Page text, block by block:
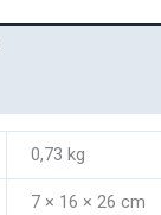
0,73 kg
7 × 16 × 26 cm